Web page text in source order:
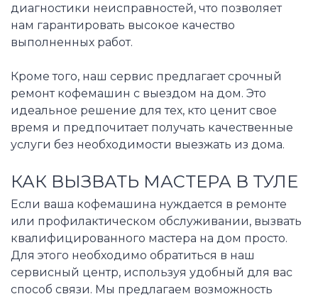
диагностики неисправностей, что позволяет
нам гарантировать высокое качество
выполненных работ.
Кроме того, наш сервис предлагает срочный
ремонт кофемашин с выездом на дом. Это
идеальное решение для тех, кто ценит свое
время и предпочитает получать качественные
услуги без необходимости выезжать из дома.
КАК ВЫЗВАТЬ МАСТЕРА В ТУЛЕ
Если ваша кофемашина нуждается в ремонте
или профилактическом обслуживании, вызвать
квалифицированного мастера на дом просто.
Для этого необходимо обратиться в наш
сервисный центр, используя удобный для вас
способ связи. Мы предлагаем возможность